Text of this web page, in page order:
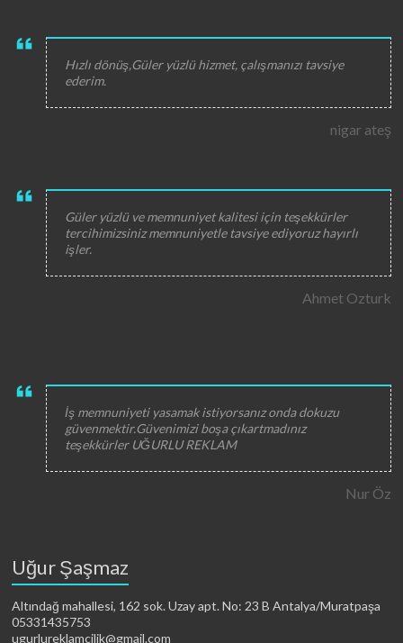
Hızlı dönüş,Güler yüzlü hizmet, çalışmanızı tavsiye
ederim.
nigar ateş
Güler yüzlü ve memnuniyet kalitesi için teşekkürler
tercihimizsiniz memnuniyetle tavsiye ediyoruz hayırlı
işler.
Ahmet Ozturk
İş memnuniyeti yasamak istiyorsanız onda dokuzu
güvenmektir.Güvenimizi boşa çıkartmadınız
teşekkürler UĞURLU REKLAM
Nur Öz
Uğur Şaşmaz
Altındağ mahallesi, 162 sok. Uzay apt. No: 23 B Antalya/Muratpaşa
05331435753
ugurlureklamcilik@gmail.com